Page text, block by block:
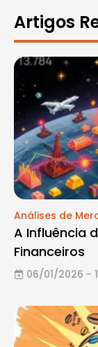
Artigos
Análises de
A Influência
Financeiros
06/01/2026 -